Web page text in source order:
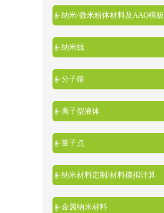
纳米/微米粉体材料及AAO模板
纳米线
分子筛
离子型液体
量子点
纳米材料定制/材料模拟计算
金属纳米材料